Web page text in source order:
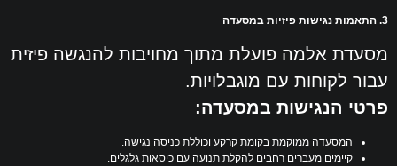
3. התאמות נגישות פיזיות במסעדה
מסעדת אלמה פועלת מתוך מחויבות להנגשה פיזית
עבור לקוחות עם מוגבלויות.
פרטי הנגישות במסעדה:
המסעדה ממוקמת בקומת קרקע וכוללת כניסה נגישה.
קיימים מעברים רחבים להקלת תנועה עם כיסאות גלגלים.